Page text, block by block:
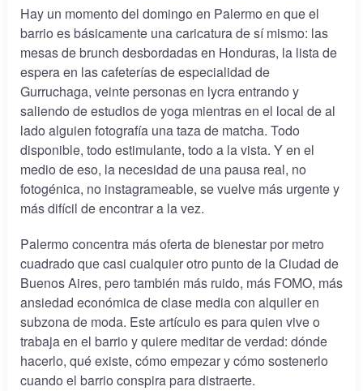
Hay un momento del domingo en Palermo en que el
barrio es básicamente una caricatura de sí mismo: las
mesas de brunch desbordadas en Honduras, la lista de
espera en las cafeterías de especialidad de
Gurruchaga, veinte personas en lycra entrando y
saliendo de estudios de yoga mientras en el local de al
lado alguien fotografía una taza de matcha. Todo
disponible, todo estimulante, todo a la vista. Y en el
medio de eso, la necesidad de una pausa real, no
fotogénica, no instagrameable, se vuelve más urgente y
más difícil de encontrar a la vez.
Palermo concentra más oferta de bienestar por metro
cuadrado que casi cualquier otro punto de la Ciudad de
Buenos Aires, pero también más ruido, más FOMO, más
ansiedad económica de clase media con alquiler en
subzona de moda. Este artículo es para quien vive o
trabaja en el barrio y quiere meditar de verdad: dónde
hacerlo, qué existe, cómo empezar y cómo sostenerlo
cuando el barrio conspira para distraerte.